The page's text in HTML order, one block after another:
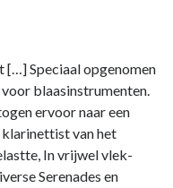
Speciaal opgenomen
blaasinstrumenten.
ervoor naar een
klarinettist van het
In vrijwel vlek-
Serenades en